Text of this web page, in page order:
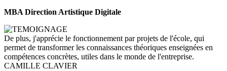
MBA Direction Artistique Digitale
De plus, j'apprécie le fonctionnement par projets de l'école, qui
permet de transformer les connaissances théoriques enseignées en
compétences concrètes, utiles dans le monde de l'entreprise.
CAMILLE CLAVIER